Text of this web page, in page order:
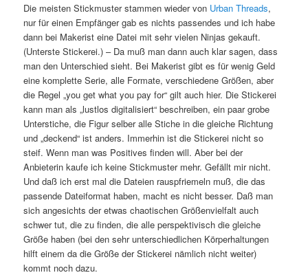
Die meisten Stickmuster stammen wieder von Urban Threads,
nur für einen Empfänger gab es nichts passendes und ich habe
dann bei Makerist eine Datei mit sehr vielen Ninjas gekauft.
(Unterste Stickerei.) – Da muß man dann auch klar sagen, dass
man den Unterschied sieht. Bei Makerist gibt es für wenig Geld
eine komplette Serie, alle Formate, verschiedene Größen, aber
die Regel „you get what you pay for“ gilt auch hier. Die Stickerei
kann man als „lustlos digitalisiert“ beschreiben, ein paar grobe
Unterstiche, die Figur selber alle Stiche in die gleiche Richtung
und „deckend“ ist anders. Immerhin ist die Stickerei nicht so
steif. Wenn man was Positives finden will. Aber bei der
Anbieterin kaufe ich keine Stickmuster mehr. Gefällt mir nicht.
Und daß ich erst mal die Dateien rauspfriemeln muß, die das
passende Dateiformat haben, macht es nicht besser. Daß man
sich angesichts der etwas chaotischen Größenvielfalt auch
schwer tut, die zu finden, die alle perspektivisch die gleiche
Größe haben (bei den sehr unterschiedlichen Körperhaltungen
hilft einem da die Größe der Stickerei nämlich nicht weiter)
kommt noch dazu.